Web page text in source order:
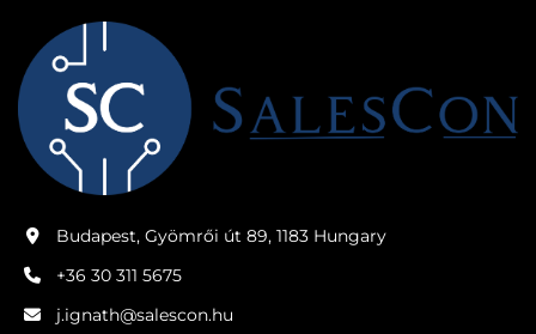
Budapest, Gyömrői út 89, 1183 Hungary
+36 30 311 5675
j.ignath@salescon.hu